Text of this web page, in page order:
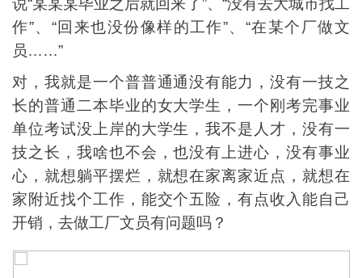
说“某某某毕业之后就回来了”、“没有去大城市找工
作”、“回来也没份像样的工作”、“在某个厂做文
员……”
对，我就是一个普普通通没有能力，没有一技之
长的普通二本毕业的女大学生，一个刚考完事业
单位考试没上岸的大学生，我不是人才，没有一
技之长，我啥也不会，也没有上进心，没有事业
心，就想躺平摆烂，就想在家离家近点，就想在
家附近找个工作，能交个五险，有点收入能自己
开销，去做工厂文员有问题吗？